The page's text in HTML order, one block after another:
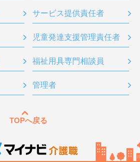
サービス提供責任者
児童発達支援管理責任者
福祉用具専門相談員
管理者
TOPへ戻る